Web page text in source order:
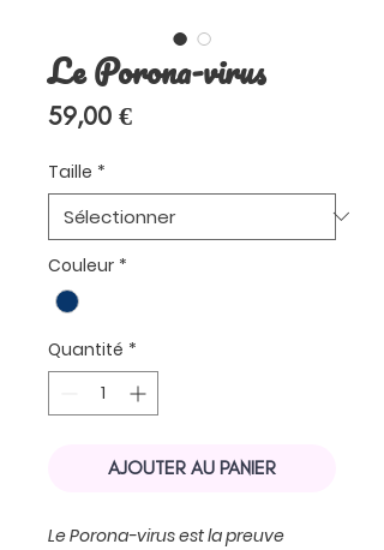
Le Porona-virus
59,00 €Prix
Taille *
Couleur *
Quantité *
AJOUTER AU PANIER
Le Porona-virus est la preuve